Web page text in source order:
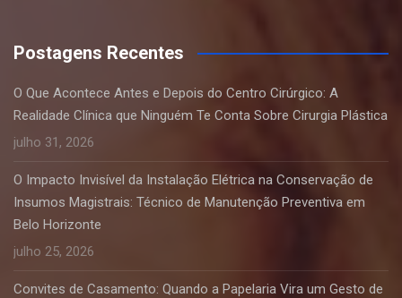
Postagens Recentes
O Que Acontece Antes e Depois do Centro Cirúrgico: A
Realidade Clínica que Ninguém Te Conta Sobre Cirurgia Plástica
julho 31, 2026
O Impacto Invisível da Instalação Elétrica na Conservação de
Insumos Magistrais: Técnico de Manutenção Preventiva em
Belo Horizonte
julho 25, 2026
Convites de Casamento: Quando a Papelaria Vira um Gesto de